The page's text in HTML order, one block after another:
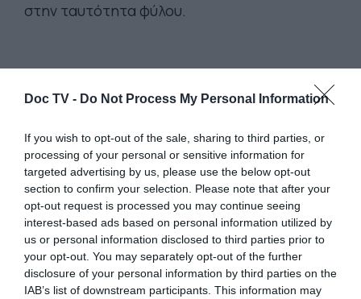
Doc TV - Do Not Process My Personal Information
If you wish to opt-out of the sale, sharing to third parties, or
processing of your personal or sensitive information for
targeted advertising by us, please use the below opt-out
section to confirm your selection. Please note that after your
opt-out request is processed you may continue seeing
interest-based ads based on personal information utilized by
us or personal information disclosed to third parties prior to
your opt-out. You may separately opt-out of the further
disclosure of your personal information by third parties on the
IAB’s list of downstream participants. This information may
στην ταυτότητα φύλου.
Η Ελβετία σημειώνει πτώση Ευρωπαϊκή